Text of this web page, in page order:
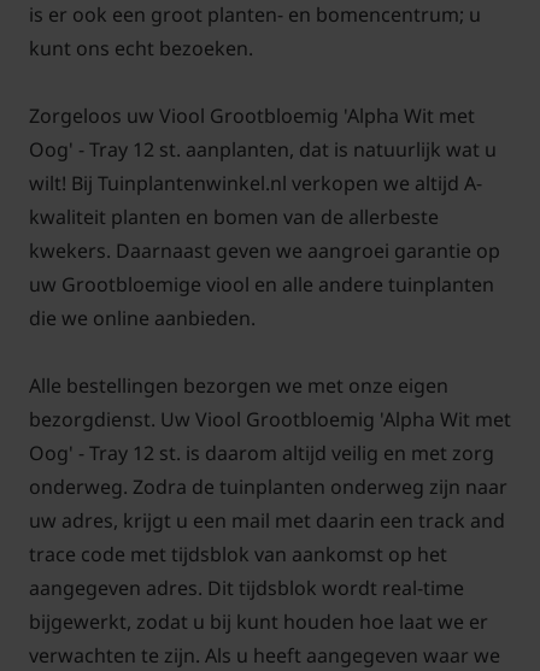
is er ook een groot planten- en bomencentrum; u
kunt ons echt bezoeken.
Zorgeloos uw Viool Grootbloemig 'Alpha Wit met
Oog' - Tray 12 st. aanplanten, dat is natuurlijk wat u
wilt! Bij Tuinplantenwinkel.nl verkopen we altijd A-
kwaliteit planten en bomen van de allerbeste
kwekers. Daarnaast geven we aangroei garantie op
uw Grootbloemige viool en alle andere tuinplanten
die we online aanbieden.
Alle bestellingen bezorgen we met onze eigen
bezorgdienst. Uw Viool Grootbloemig 'Alpha Wit met
Oog' - Tray 12 st. is daarom altijd veilig en met zorg
onderweg. Zodra de tuinplanten onderweg zijn naar
uw adres, krijgt u een mail met daarin een track and
trace code met tijdsblok van aankomst op het
aangegeven adres. Dit tijdsblok wordt real-time
bijgewerkt, zodat u bij kunt houden hoe laat we er
verwachten te zijn. Als u heeft aangegeven waar we